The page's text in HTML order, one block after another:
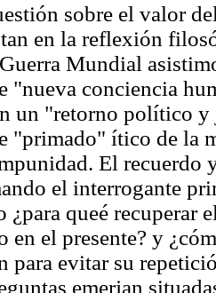
sobre el valor
en la reflexión
Mundial
"nueva conciencia
un "retorno político
"primado" ítico de la
El recuerdo
el interrogante
¿para queé recuperar
en el presente? y
para evitar su
emerjan